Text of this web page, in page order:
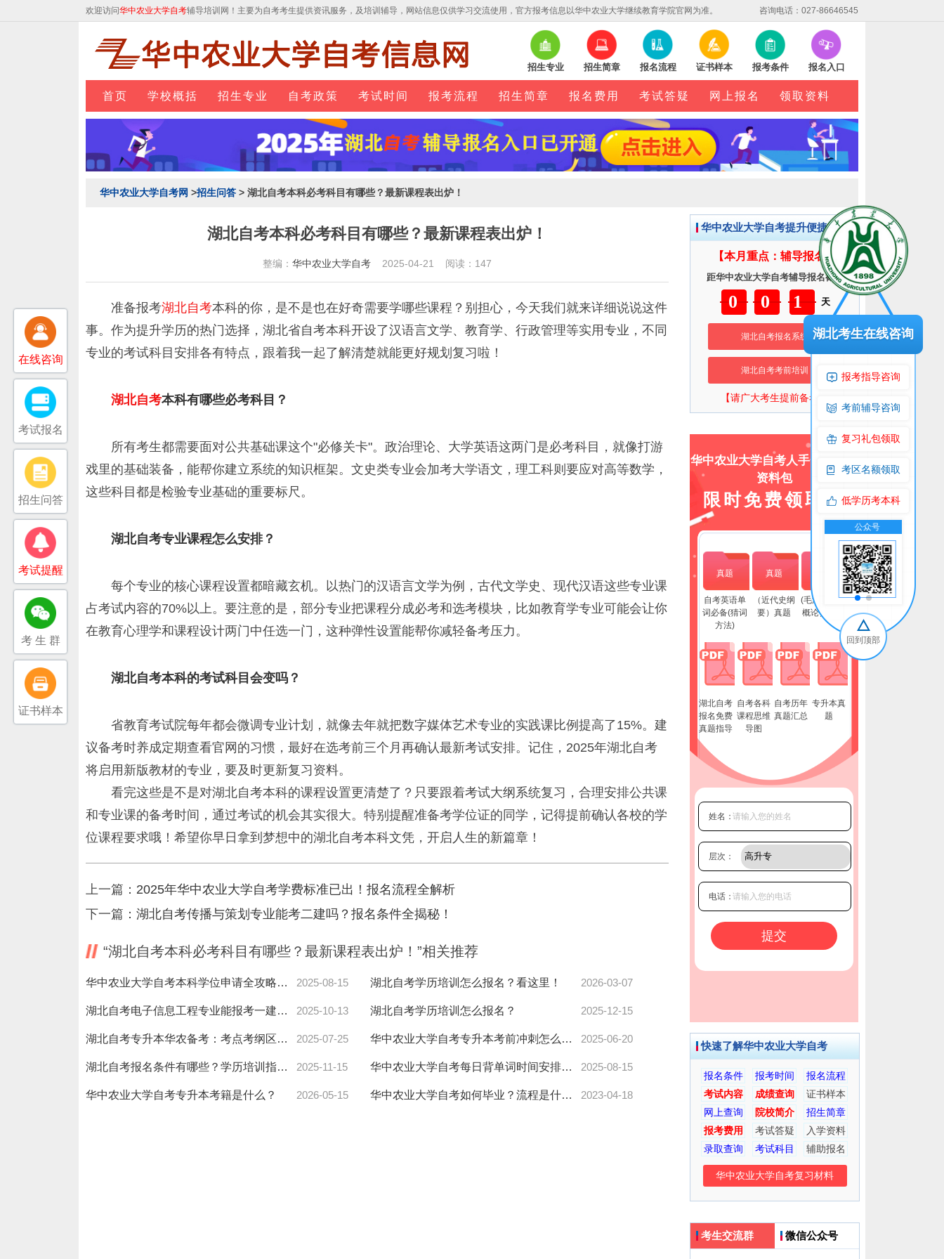
欢迎访问华中农业大学自考辅导培训网！主要为自考考生提供资讯服务，及培训辅导，网站信息仅供学习交流使用，官方报考信息以华中农业大学继续教育学院官网为准。 咨询电话：027-86646545
招生专业 招生简章 报名流程 证书样本 报考条件 报名入口
首页 学校概括 招生专业 自考政策 考试时间 报考流程 招生简章 报名费用 考试答疑 网上报名 领取资料
华中农业大学自考网 >招生问答 > 湖北自考本科必考科目有哪些？最新课程表出炉！
湖北自考本科必考科目有哪些？最新课程表出炉！
整编： 华中农业大学自考 2025-04-21 阅读：147
准备报考湖北自考本科的你，是不是也在好奇需要学哪些课程？别担心，今天我们就来详细说说这件
事。作为提升学历的热门选择，湖北省自考本科开设了汉语言文学、教育学、行政管理等实用专业，不同
专业的考试科目安排各有特点，跟着我一起了解清楚就能更好规划复习啦！
湖北自考本科有哪些必考科目？
所有考生都需要面对公共基础课这个"必修关卡"。政治理论、大学英语这两门是必考科目，就像打游
戏里的基础装备，能帮你建立系统的知识框架。文史类专业会加考大学语文，理工科则要应对高等数学，
这些科目都是检验专业基础的重要标尺。
湖北自考专业课程怎么安排？
每个专业的核心课程设置都暗藏玄机。以热门的汉语言文学为例，古代文学史、现代汉语这些专业课
占考试内容的70%以上。要注意的是，部分专业把课程分成必考和选考模块，比如教育学专业可能会让你
在教育心理学和课程设计两门中任选一门，这种弹性设置能帮你减轻备考压力。
湖北自考本科的考试科目会变吗？
省教育考试院每年都会微调专业计划，就像去年就把数字媒体艺术专业的实践课比例提高了15%。建
议备考时养成定期查看官网的习惯，最好在选考前三个月再确认最新考试安排。记住，2025年湖北自考
将启用新版教材的专业，要及时更新复习资料。
看完这些是不是对湖北自考本科的课程设置更清楚了？只要跟着考试大纲系统复习，合理安排公共课
和专业课的备考时间，通过考试的机会其实很大。特别提醒准备考学位证的同学，记得提前确认各校的学
位课程要求哦！希望你早日拿到梦想中的湖北自考本科文凭，开启人生的新篇章！
上一篇： 2025年华中农业大学自考学费标准已出！报名流程全解析
下一篇： 湖北自考传播与策划专业能考二建吗？报名条件全揭秘！
“湖北自考本科必考科目有哪些？最新课程表出炉！”相关推荐
华中农业大学自考本科学位申请全攻略！手把手教你快速拿证！ 2025-08-15 湖北自考学历培训怎么报名？看这里！ 2026-03-07
湖北自考电子信息工程专业能报考一建吗？条件要求全解析！ 2025-10-13 湖北自考学历培训怎么报名？ 2025-12-15
湖北自考专升本华农备考：考点考纲区别看这里？ 2025-07-25 华中农业大学自考专升本考前冲刺怎么高效拿高分？ 2025-06-20
湖北自考报名条件有哪些？学历培训指南已出！ 2025-11-15 华中农业大学自考每日背单词时间安排攻略来了！ 2025-08-15
华中农业大学自考专升本考籍是什么？ 2026-05-15 华中农业大学自考如何毕业？流程是什么？ 2023-04-18
华中农业大学自考提升便捷服务
【本月重点：辅导报名】
距华中农业大学自考辅导报名截止
001天
湖北自考报名系统
湖北自考考前培训
【请广大考生提前备考】
华中农业大学自考人手一份上岸
资料包
限时免费领取！
真题
自考英语单
词必备(猜词
方法)
真题
（近代史纲
要）真题
(毛泽东思想
概论）真题
湖北自考
报名免费
真题指导
自考各科
课程思维
导图
自考历年
真题汇总
专升本真
题
姓名：
层次：
电话：
快速了解华中农业大学自考
报名条件 报考时间
报名流程
考试内容
成绩查询
证书样本
网上查询
院校简介
招生简章
报考费用
考试答疑
入学资料
录取查询
考试科目 辅助报名
华中农业大学自考复习材料
考生交流群 微信公众号
在线咨询
考试报名
招生问答
考试提醒
考 生 群
证书样本
湖北考生在线咨询
报考指导咨询
考前辅导咨询
复习礼包领取
考区名额领取
低学历考本科
公众号 公众号
回到顶部